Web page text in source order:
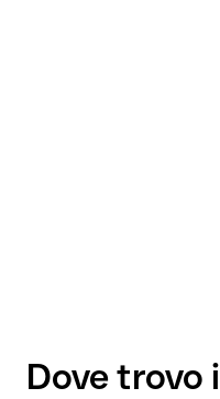
Dove trovo